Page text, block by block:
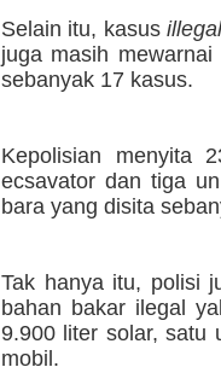
Selain itu, kasus
juga masih
sebanyak 17 kasus.
Kepolisian menyita
ecsavator dan tiga
bara yang disita
Tak hanya itu, polisi
bahan bakar ilegal
9.900 liter solar, satu
mobil.